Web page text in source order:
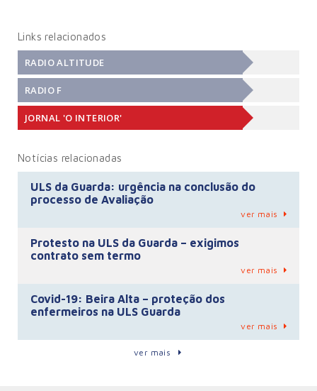
Links relacionados
RADIO ALTITUDE
RADIO F
JORNAL 'O INTERIOR'
Notícias relacionadas
ULS da Guarda: urgência na conclusão do
processo de Avaliação
ver mais
Protesto na ULS da Guarda – exigimos
contrato sem termo
ver mais
Covid-19: Beira Alta – proteção dos
enfermeiros na ULS Guarda
ver mais
ver mais